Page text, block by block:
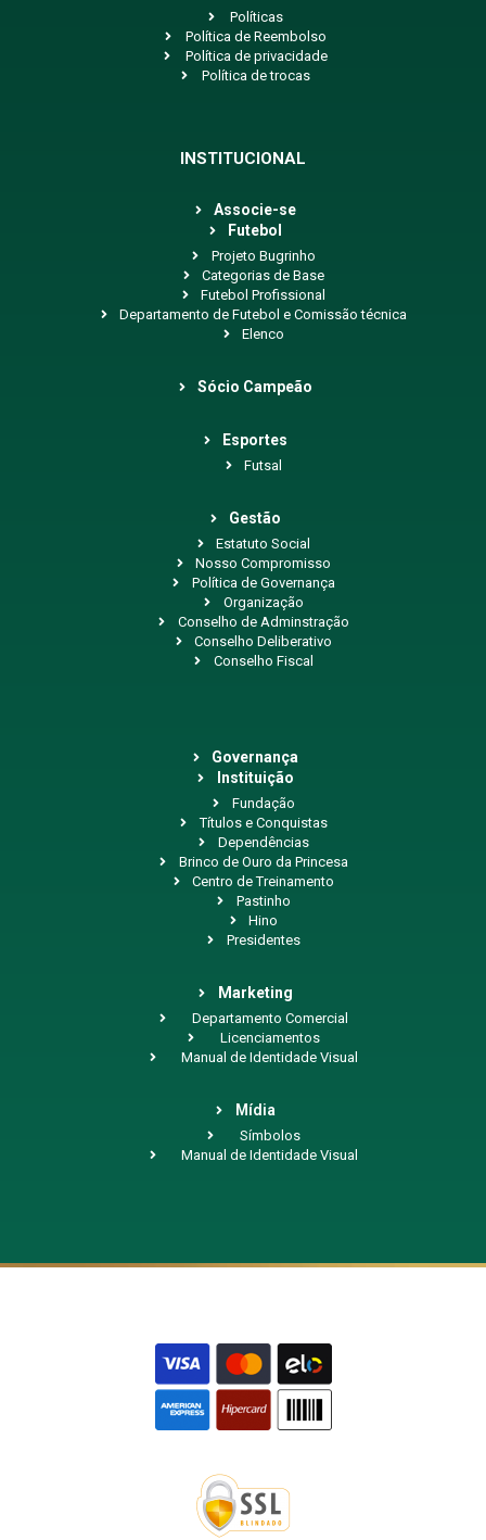
Políticas
Política de Reembolso
Política de privacidade
Política de trocas
INSTITUCIONAL
Associe-se
Futebol
Projeto Bugrinho
Categorias de Base
Futebol Profissional
Departamento de Futebol e Comissão técnica
Elenco
Sócio Campeão
Esportes
Futsal
Gestão
Estatuto Social
Nosso Compromisso
Política de Governança
Organização
Conselho de Adminstração
Conselho Deliberativo
Conselho Fiscal
Governança
Instituição
Fundação
Títulos e Conquistas
Dependências
Brinco de Ouro da Princesa
Centro de Treinamento
Pastinho
Hino
Presidentes
Marketing
Departamento Comercial
Licenciamentos
Manual de Identidade Visual
Mídia
Símbolos
Manual de Identidade Visual